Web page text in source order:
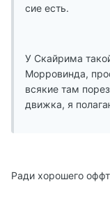
сие есть.
У Скайрима
Морровинда,
всякие там
движка, я
Ради хорошего